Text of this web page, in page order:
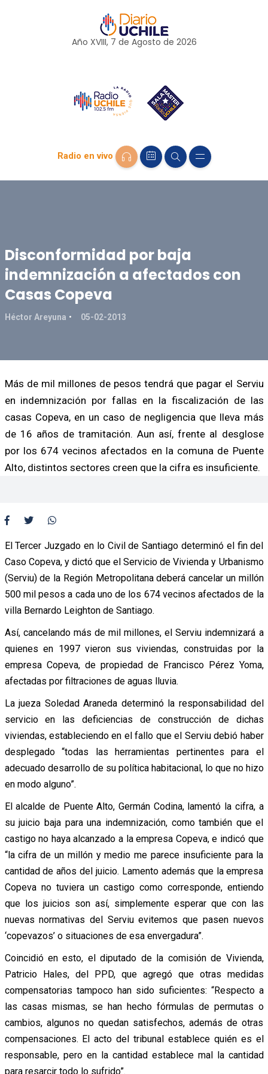
Año XVIII, 7 de Agosto de 2026
Radio en vivo
Disconformidad por baja
indemnización a afectados con
Casas Copeva
Héctor Areyuna 05-02-2013
Más de mil millones de pesos tendrá que pagar el Serviu
en indemnización por fallas en la fiscalización de las
casas Copeva, en un caso de negligencia que lleva más
de 16 años de tramitación. Aun así, frente al desglose
por los 674 vecinos afectados en la comuna de Puente
Alto, distintos sectores creen que la cifra es insuficiente.
El Tercer Juzgado en lo Civil de Santiago determinó el fin del
Caso Copeva, y dictó que el Servicio de Vivienda y Urbanismo
(Serviu) de la Región Metropolitana deberá cancelar un millón
500 mil pesos a cada uno de los 674 vecinos afectados de la
villa Bernardo Leighton de Santiago.
Así, cancelando más de mil millones, el Serviu indemnizará a
quienes en 1997 vieron sus viviendas, construidas por la
empresa Copeva, de propiedad de Francisco Pérez Yoma,
afectadas por filtraciones de aguas lluvia.
La jueza Soledad Araneda determinó la responsabilidad del
servicio en las deficiencias de construcción de dichas
viviendas, estableciendo en el fallo que el Serviu debió haber
desplegado “todas las herramientas pertinentes para el
adecuado desarrollo de su política habitacional, lo que no hizo
en modo alguno”.
El alcalde de Puente Alto, Germán Codina, lamentó la cifra, a
su juicio baja para una indemnización, como también que el
castigo no haya alcanzado a la empresa Copeva, e indicó que
“la cifra de un millón y medio me parece insuficiente para la
cantidad de años del juicio. Lamento además que la empresa
Copeva no tuviera un castigo como corresponde, entiendo
que los juicios son así, simplemente esperar que con las
nuevas normativas del Serviu evitemos que pasen nuevos
‘copevazos’ o situaciones de esa envergadura”.
Coincidió en esto, el diputado de la comisión de Vivienda,
Patricio Hales, del PPD, que agregó que otras medidas
compensatorias tampoco han sido suficientes: “Respecto a
las casas mismas, se han hecho fórmulas de permutas o
cambios, algunos no quedan satisfechos, además de otras
compensaciones. El acto del tribunal establece quién es el
responsable, pero en la cantidad establece mal la cantidad
para resarcir todo lo sufrido”.